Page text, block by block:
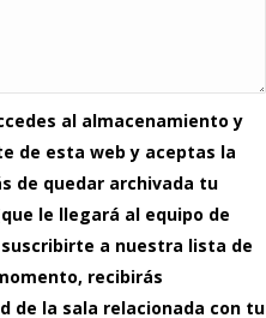
al almacenamiento y
de esta web y aceptas la
de quedar archivada tu
le llegará al equipo de
a nuestra lista de
recibirás
de la sala relacionada con tu